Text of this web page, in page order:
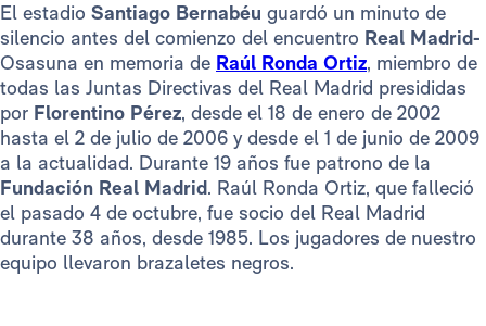
El estadio Santiago Bernabéu guardó un minuto de
silencio antes del comienzo del encuentro Real Madrid-
Osasuna en memoria de Raúl Ronda Ortiz, miembro de
todas las Juntas Directivas del Real Madrid presididas
por Florentino Pérez, desde el 18 de enero de 2002
hasta el 2 de julio de 2006 y desde el 1 de junio de 2009
a la actualidad. Durante 19 años fue patrono de la
Fundación Real Madrid. Raúl Ronda Ortiz, que falleció
el pasado 4 de octubre, fue socio del Real Madrid
durante 38 años, desde 1985. Los jugadores de nuestro
equipo llevaron brazaletes negros.